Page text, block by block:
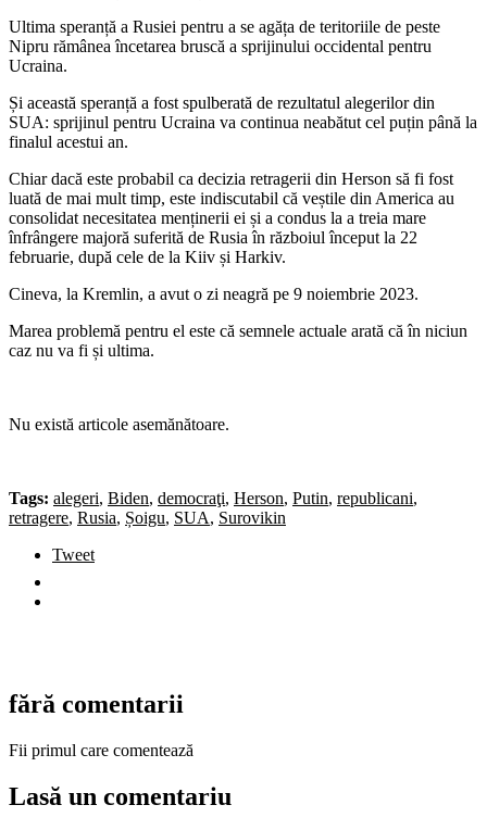
Ultima speranță a Rusiei pentru a se agăța de teritoriile de peste
Nipru rămânea încetarea bruscă a sprijinului occidental pentru
Ucraina.
Și această speranță a fost spulberată de rezultatul alegerilor din
SUA: sprijinul pentru Ucraina va continua neabătut cel puțin până la
finalul acestui an.
Chiar dacă este probabil ca decizia retragerii din Herson să fi fost
luată de mai mult timp, este indiscutabil că veștile din America au
consolidat necesitatea menținerii ei și a condus la a treia mare
înfrângere majoră suferită de Rusia în războiul început la 22
februarie, după cele de la Kiiv și Harkiv.
Cineva, la Kremlin, a avut o zi neagră pe 9 noiembrie 2023.
Marea problemă pentru el este că semnele actuale arată că în niciun
caz nu va fi și ultima.
Nu există articole asemănătoare.
Tags: alegeri, Biden, democraţi, Herson, Putin, republicani,
retragere, Rusia, Șoigu, SUA, Surovikin
Tweet
fără comentarii
Fii primul care comentează
Lasă un comentariu